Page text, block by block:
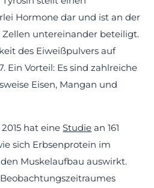
Hormone dar und ist an der
untereinander beteiligt.
des Eiweißpulvers auf
Ein Vorteil: Es sind zahlreiche
Eisen, Mangan und
hat eineStudie an 161
sich Erbsenprotein im
Muskelaufbau auswirkt.